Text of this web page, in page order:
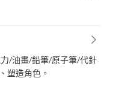
塑造角色。